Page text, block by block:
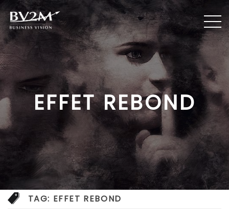
EFFET REBOND
TAG: EFFET REBOND